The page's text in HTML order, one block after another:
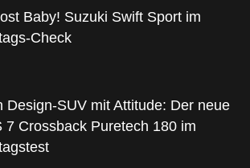
Baby! Suzuki Swift Sport im
Check
Design-SUV mit Attitude: Der neue
7 Crossback Puretech 180 im